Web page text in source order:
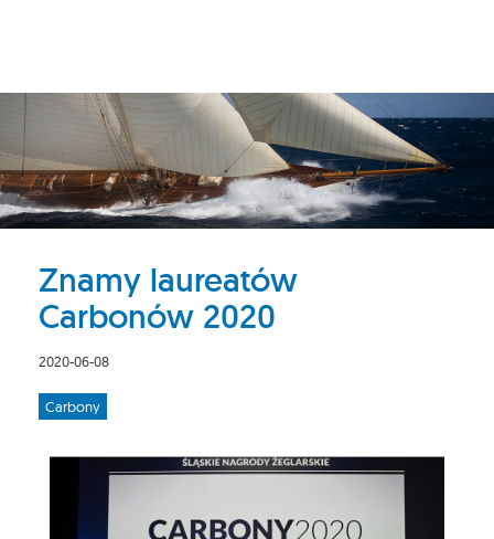
Znamy laureatów
Carbonów 2020
2020-06-08
Carbony